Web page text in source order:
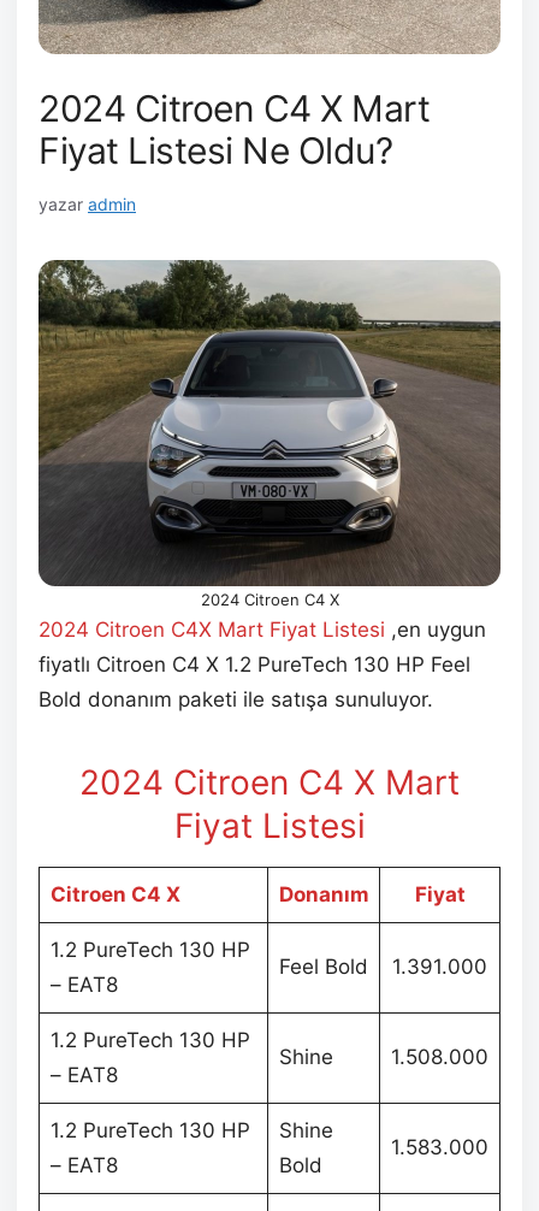
2024 Citroen C4 X Mart
Fiyat Listesi Ne Oldu?
yazar admin
2024 Citroen C4 X
2024 Citroen C4X Mart Fiyat Listesi ,en uygun
fiyatlı Citroen C4 X 1.2 PureTech 130 HP Feel
Bold donanım paketi ile satışa sunuluyor.
2024 Citroen C4 X Mart
Fiyat Listesi
Citroen C4 X Donanım Fiyat
1.2 PureTech 130 HP
– EAT8
Feel Bold 1.391.000
1.2 PureTech 130 HP
– EAT8
Shine 1.508.000
1.2 PureTech 130 HP
– EAT8
Shine
Bold
1.583.000